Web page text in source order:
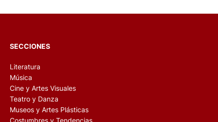
SECCIONES
Literatura
Música
Cine y Artes Visuales
Teatro y Danza
Museos y Artes Plásticas
Costumbres y Tendencias